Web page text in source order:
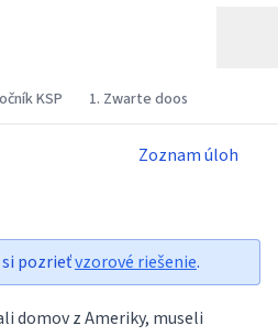
KSP 1. Zwarte doos
Zoznam úloh
pozrieťvzorové riešenie.
domov z Ameriky, museli